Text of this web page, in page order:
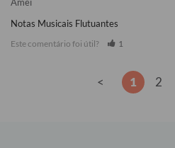
Amei
Notas Musicais Flutuantes
Este comentário foi útil? 1
< 1 2